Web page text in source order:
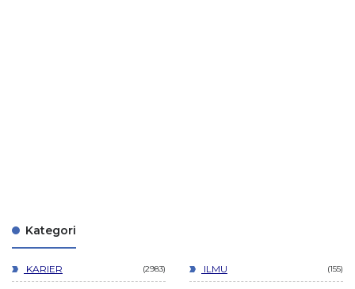
Kategori
KARIER 2983 ILMU 155